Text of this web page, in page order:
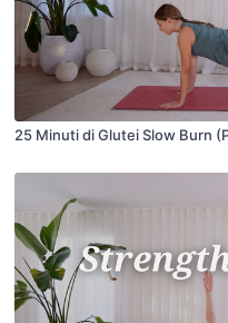
25 Minuti di Glutei Slow Burn